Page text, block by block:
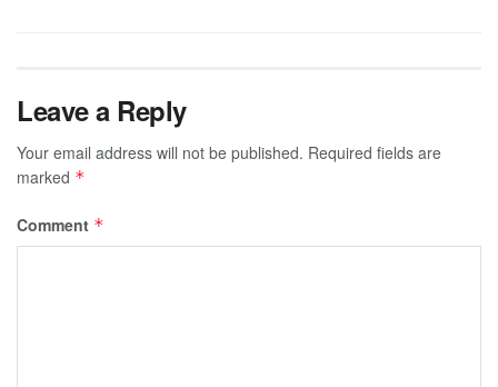
Leave a Reply
Your email address will not be published. Required fields are
marked *
Comment *